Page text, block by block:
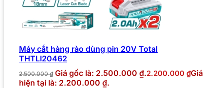
Máy cắt hàng rào dùng pin 20V Total
THTLI20462
2.500.000₫ Giá gốc là: 2.500.000 ₫.2.200.000 ₫Giá
hiện tại là: 2.200.000 ₫.